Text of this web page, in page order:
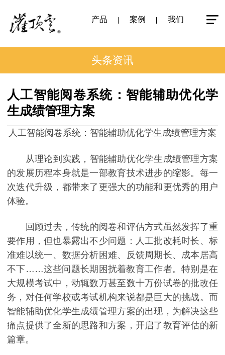
产品 案例 我们
头条资讯
人工智能阅卷系统：智能辅助优化学
生成绩管理方案
人工智能阅卷系统：智能辅助优化学生成绩管理方案
从理论到实践，智能辅助优化学生成绩管理方案
的发展历程本身就是一部教育技术进步的缩影。每一
次迭代升级，都带来了更强大的功能和更优秀的用户
体验。
回顾过去，传统的阅卷和评估方式虽然发挥了重
要作用，但也暴露出不少问题：人工批改耗时长、标
准难以统一、数据分析困难、反馈周期长、成本居高
不下……这些问题长期困扰着教育工作者。特别是在
大规模考试中，动辄数万甚至数十万份试卷的批改任
务，对任何学校或考试机构来说都是巨大的挑战。而
智能辅助优化学生成绩管理方案的出现，为解决这些
痛点提供了全新的思路和方案，开启了教育评估的新
篇章。